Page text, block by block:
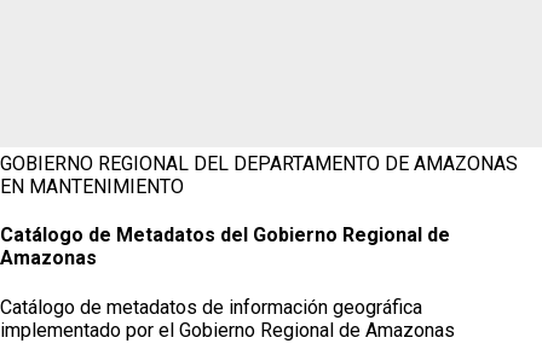
GOBIERNO REGIONAL DEL DEPARTAMENTO DE AMAZONAS
EN MANTENIMIENTO
Catálogo de Metadatos del Gobierno Regional de
Amazonas
Catálogo de metadatos de información geográfica
implementado por el Gobierno Regional de Amazonas